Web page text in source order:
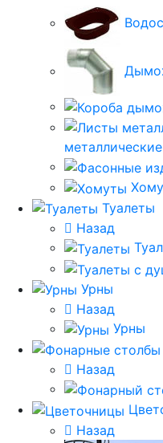
металлические
Туалеты
Назад
Урны
Назад
Урны
Назад
Назад